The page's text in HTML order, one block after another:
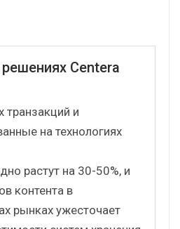
Centera
и
на технологиях
растут на 30-50%, и
контента в
рынках ужесточает